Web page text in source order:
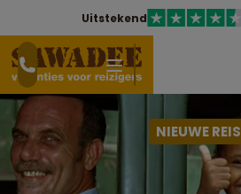
Uitstekend
NIEUWE REIS